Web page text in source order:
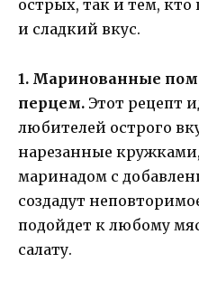
острых, так и тем,
и сладкий вкус.
1. Маринованные
перцем. Этот рецепт
любителей острого
нарезанные
маринадом с
создадут
подойдет к любому
салату.